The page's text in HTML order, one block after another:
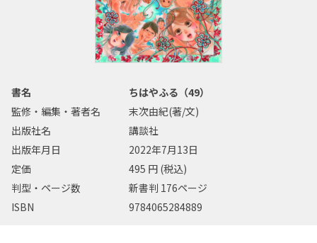
書名
ちはやふる（49）
監修・編集・著者名
末次由紀(著/文)
出版社名
講談社
出版年月日
2022年7月13日
定価
495 円 (税込)
判型・ページ数
新書判 176ページ
ISBN
9784065284889